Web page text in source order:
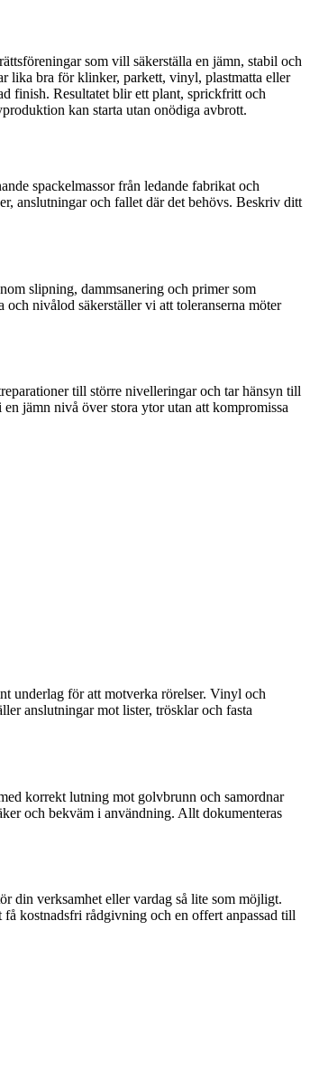
som vill säkerställa en jämn, stabil och
lika bra för klinker, parkett, vinyl, plastmatta eller
finish. Resultatet blir ett plant, sprickfritt och
kan starta utan onödiga avbrott.
spackelmassor från ledande fabrikat och
anslutningar och fallet där det behövs. Beskriv ditt
slipning, dammsanering och primer som
nivålod säkerställer vi att toleranserna möter
till större nivelleringar och tar hänsyn till
jämn nivå över stora ytor utan att kompromissa
underlag för att motverka rörelser. Vinyl och
anslutningar mot lister, trösklar och fasta
korrekt lutning mot golvbrunn och samordnar
och bekväm i användning. Allt dokumenteras
din verksamhet eller vardag så lite som möjligt.
kostnadsfri rådgivning och en offert anpassad till